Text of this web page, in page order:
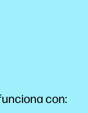
con: